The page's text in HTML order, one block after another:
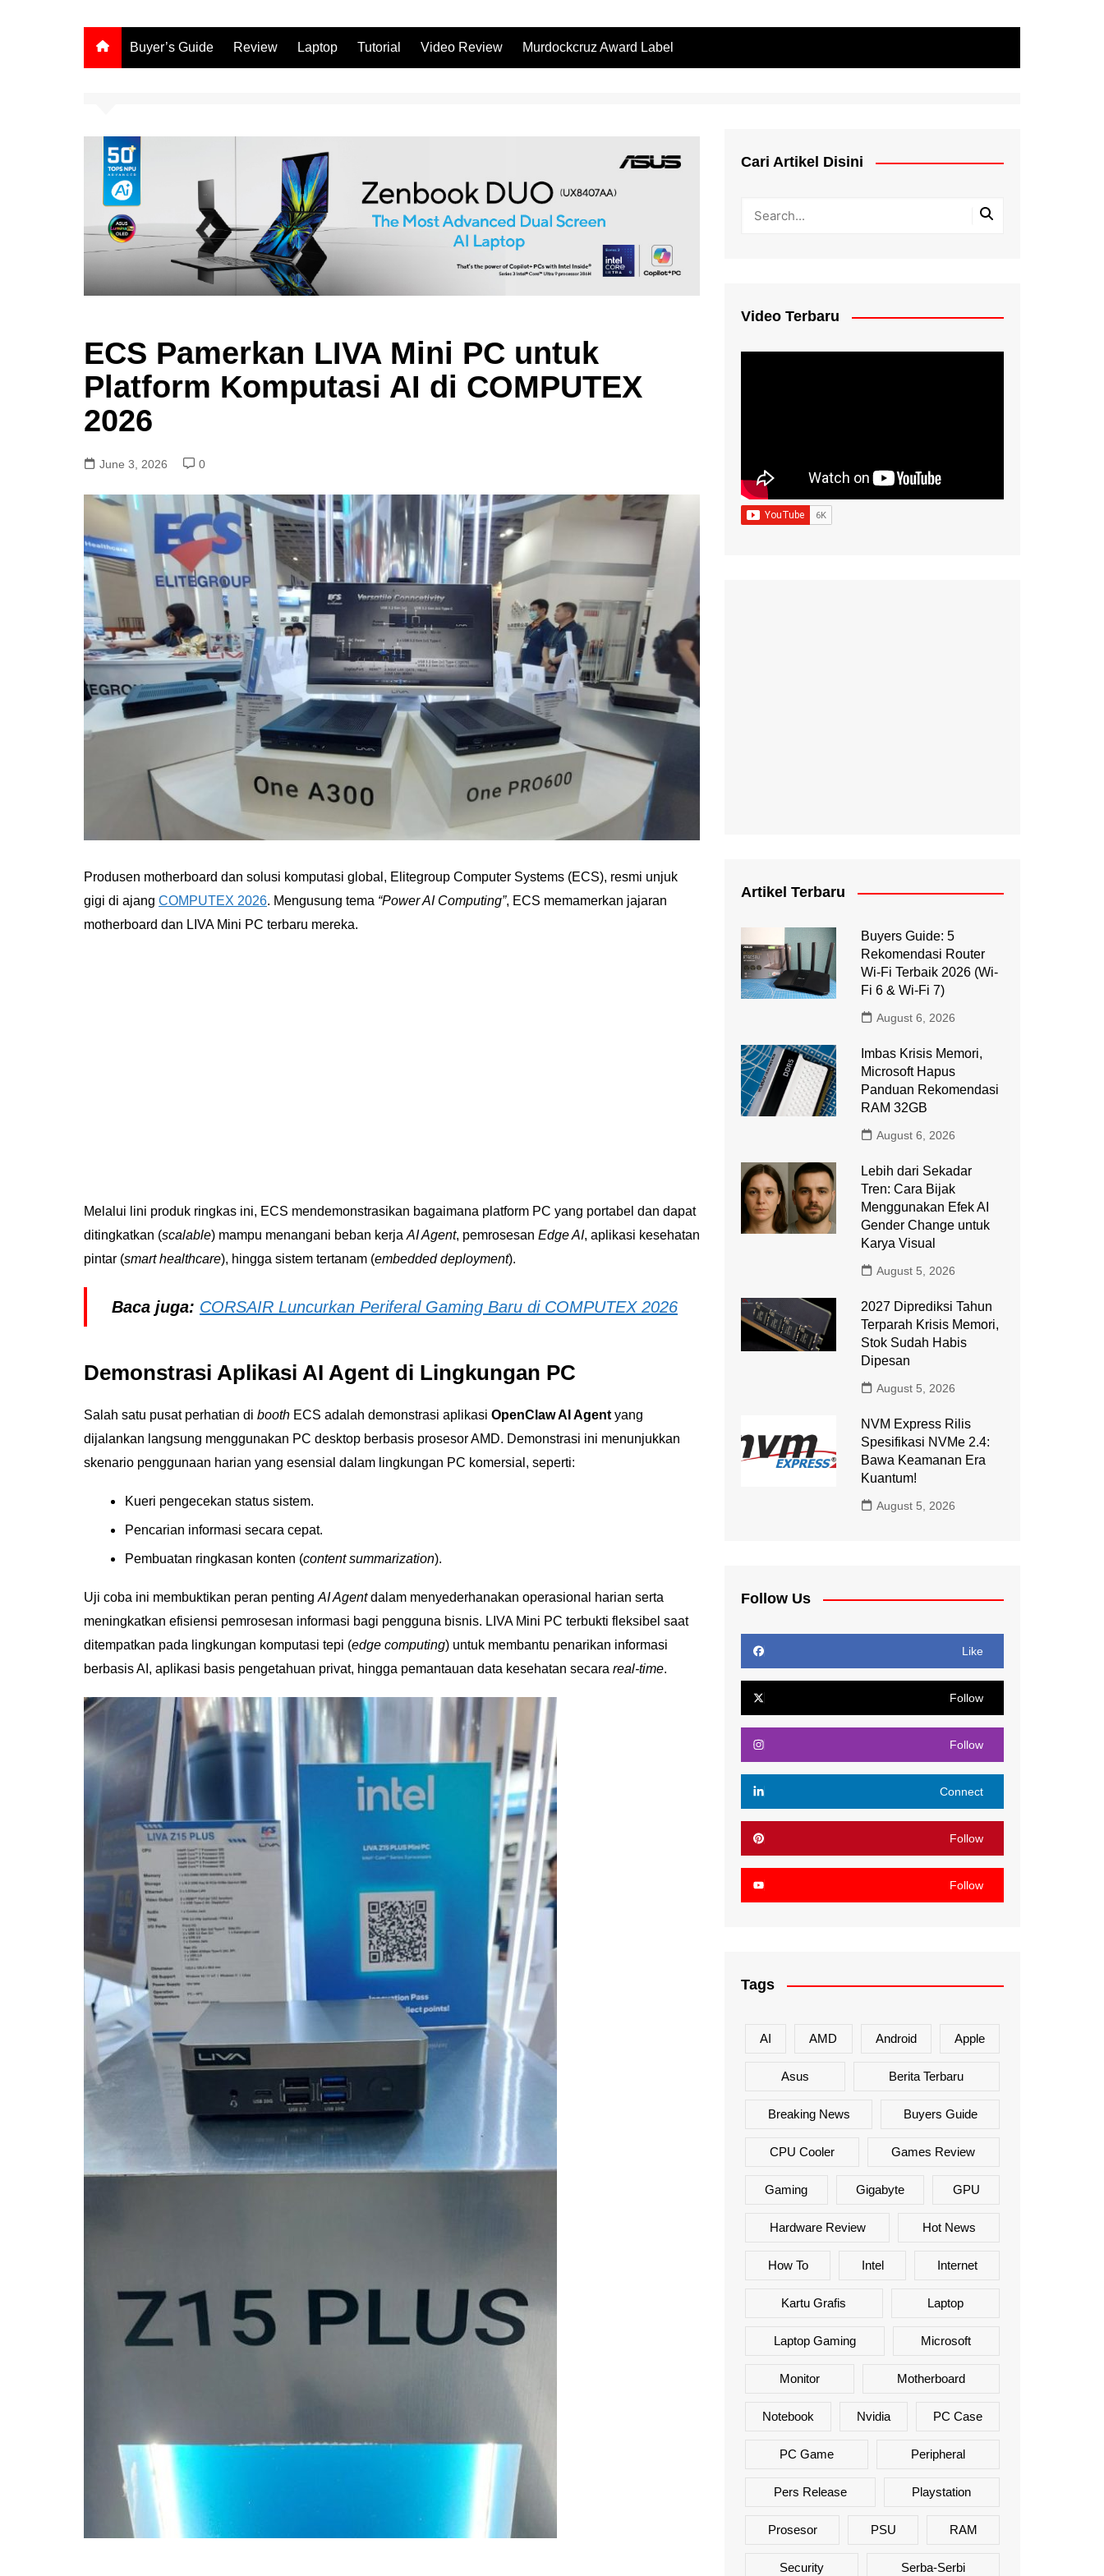
Buyer’s Guide Review Laptop Tutorial Video Review Murdockcruz Award Label
ECS Pamerkan LIVA Mini PC untuk
Platform Komputasi AI di COMPUTEX
2026
June 3, 2026 0
Produsen motherboard dan solusi komputasi global, Elitegroup Computer Systems (ECS), resmi unjuk
gigi di ajang COMPUTEX 2026. Mengusung tema “Power AI Computing”, ECS memamerkan jajaran
motherboard dan LIVA Mini PC terbaru mereka.
Melalui lini produk ringkas ini, ECS mendemonstrasikan bagaimana platform PC yang portabel dan dapat
ditingkatkan (scalable) mampu menangani beban kerjaAI Agent, pemrosesan Edge AI, aplikasi kesehatan
pintar (smart healthcare), hingga sistem tertanam (embedded deployment).
Baca juga: CORSAIR Luncurkan Periferal Gaming Baru di COMPUTEX 2026
Demonstrasi Aplikasi AI Agent di Lingkungan PC
Salah satu pusat perhatian di booth ECS adalah demonstrasi aplikasi OpenClaw AI Agentyang
dijalankan langsung menggunakan PC desktop berbasis prosesor AMD. Demonstrasi ini menunjukkan
skenario penggunaan harian yang esensial dalam lingkungan PC komersial, seperti:
Kueri pengecekan status sistem.
Pencarian informasi secara cepat.
Pembuatan ringkasan konten (content summarization).
Uji coba ini membuktikan peran pentingAI Agentdalam menyederhanakan operasional harian serta
meningkatkan efisiensi pemrosesan informasi bagi pengguna bisnis. LIVA Mini PC terbukti fleksibel saat
ditempatkan pada lingkungan komputasi tepi (edge computing) untuk membantu penarikan informasi
berbasis AI, aplikasi basis pengetahuan privat, hingga pemantauan data kesehatan secara real-time.
Cari Artikel Disini
Video Terbaru
Artikel Terbaru
Buyers Guide: 5
Rekomendasi Router
Wi-Fi Terbaik 2026 (Wi-
Fi 6 & Wi-Fi 7)
August 6, 2026
Imbas Krisis Memori,
Microsoft Hapus
Panduan Rekomendasi
RAM 32GB
August 6, 2026
Lebih dari Sekadar
Tren: Cara Bijak
Menggunakan Efek AI
Gender Change untuk
Karya Visual
August 5, 2026
2027 Diprediksi Tahun
Terparah Krisis Memori,
Stok Sudah Habis
Dipesan
August 5, 2026
NVM Express Rilis
Spesifikasi NVMe 2.4:
Bawa Keamanan Era
Kuantum!
August 5, 2026
Follow Us
Like
Follow
Follow
Connect
Follow
Follow
Tags
AI AMD Android Apple
Asus Berita Terbaru
Breaking News Buyers Guide
CPU Cooler Games Review
Gaming Gigabyte GPU
Hardware Review Hot News
How To Intel Internet
Kartu Grafis Laptop
Laptop Gaming Microsoft
Monitor Motherboard
Notebook Nvidia PC Case
PC Game Peripheral
Pers Release Playstation
Prosesor PSU RAM
Security Serba-Serbi